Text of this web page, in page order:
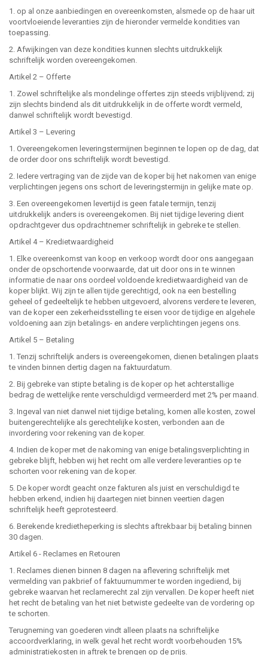
1. op al onze aanbiedingen en overeenkomsten, alsmede op de haar uit
voortvloeiende leveranties zijn de hieronder vermelde kondities van
toepassing.
2. Afwijkingen van deze kondities kunnen slechts uitdrukkelijk
schriftelijk worden overeengekomen.
Artikel 2 – Offerte
1. Zowel schriftelijke als mondelinge offertes zijn steeds vrijblijvend; zij
zijn slechts bindend als dit uitdrukkelijk in de offerte wordt vermeld,
danwel schriftelijk wordt bevestigd.
Artikel 3 – Levering
1. Overeengekomen leveringstermijnen beginnen te lopen op de dag, dat
de order door ons schriftelijk wordt bevestigd.
2. Iedere vertraging van de zijde van de koper bij het nakomen van enige
verplichtingen jegens ons schort de leveringstermijn in gelijke mate op.
3. Een overeengekomen levertijd is geen fatale termijn, tenzij
uitdrukkelijk anders is overeengekomen. Bij niet tijdige levering dient
opdrachtgever dus opdrachtnemer schriftelijk in gebreke te stellen.
Artikel 4 – Kredietwaardigheid
1. Elke overeenkomst van koop en verkoop wordt door ons aangegaan
onder de opschortende voorwaarde, dat uit door ons in te winnen
informatie de naar ons oordeel voldoende kredietwaardigheid van de
koper blijkt. Wij zijn te allen tijde gerechtigd, ook na een bestelling
geheel of gedeeltelijk te hebben uitgevoerd, alvorens verdere te leveren,
van de koper een zekerheidsstelling te eisen voor de tijdige en algehele
voldoening aan zijn betalings- en andere verplichtingen jegens ons.
Artikel 5 – Betaling
1. Tenzij schriftelijk anders is overeengekomen, dienen betalingen plaats
te vinden binnen dertig dagen na faktuurdatum.
2. Bij gebreke van stipte betaling is de koper op het achterstallige
bedrag de wettelijke rente verschuldigd vermeerderd met 2% per maand.
3. Ingeval van niet danwel niet tijdige betaling, komen alle kosten, zowel
buitengerechtelijke als gerechtelijke kosten, verbonden aan de
invordering voor rekening van de koper.
4. Indien de koper met de nakoming van enige betalingsverplichting in
gebreke blijft, hebben wij het recht om alle verdere leveranties op te
schorten voor rekening van de koper.
5. De koper wordt geacht onze fakturen als juist en verschuldigd te
hebben erkend, indien hij daartegen niet binnen veertien dagen
schriftelijk heeft geprotesteerd.
6. Berekende kredietheperking is slechts aftrekbaar bij betaling binnen
30 dagen.
Artikel 6 - Reclames en Retouren
1. Reclames dienen binnen 8 dagen na aflevering schriftelijk met
vermelding van pakbrief of faktuurnummer te worden ingediend, bij
gebreke waarvan het reclamerecht zal zijn vervallen. De koper heeft niet
het recht de betaling van het niet betwiste gedeelte van de vordering op
te schorten.
Terugneming van goederen vindt alleen plaats na schriftelijke
accoordverklaring, in welk geval het recht wordt voorbehouden 15%
administratiekosten in aftrek te brengen op de prijs.